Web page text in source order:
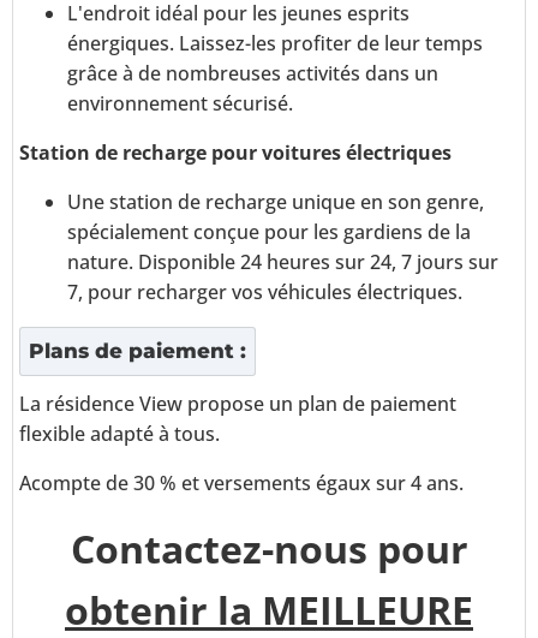
L'endroit idéal pour les jeunes esprits
énergiques. Laissez-les profiter de leur temps
grâce à de nombreuses activités dans un
environnement sécurisé.
Station de recharge pour voitures électriques
Une station de recharge unique en son genre,
spécialement conçue pour les gardiens de la
nature. Disponible 24 heures sur 24, 7 jours sur
7, pour recharger vos véhicules électriques.
Plans de paiement :
La résidence View propose un plan de paiement
flexible adapté à tous.
Acompte de 30 % et versements égaux sur 4 ans.
Contactez-nous pour
obtenir la MEILLEURE